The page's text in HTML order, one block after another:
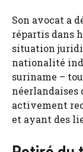
Son avocat a
répartis dans
situation
nationalité
suriname –
néerlandaises
activement
et ayant des